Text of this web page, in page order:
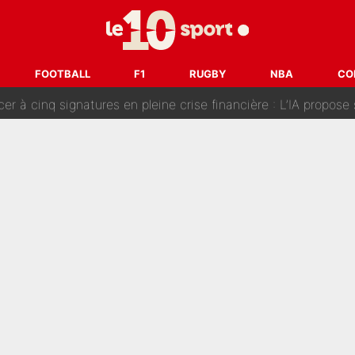
FOOTBALL F1 RUGBY NBA
sur CNews, un ancien journaliste de France Télévisions relance la
Pogacar : Le transfert qui effraie le peloton, «c’est la
signatures en pleine crise financière : L’IA propose sept noms à l’OM